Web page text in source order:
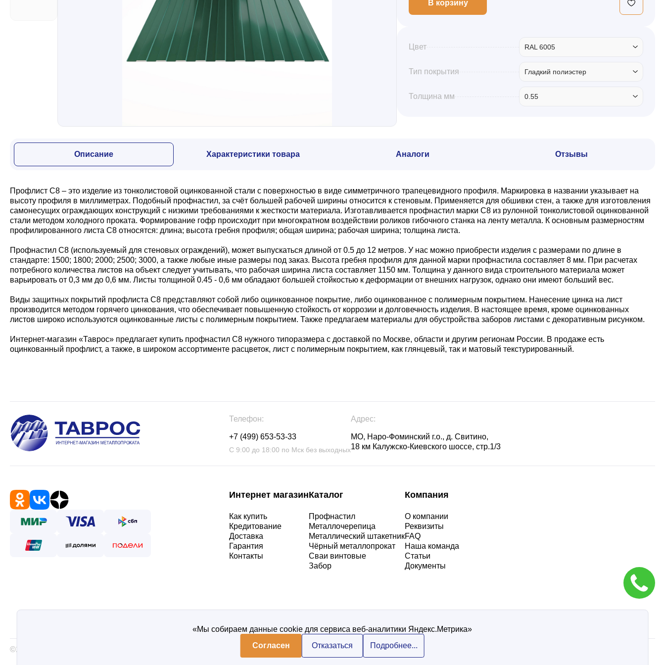
Профили для гипсокартона
Дача и сад
Другие товары
В корзину
Цвет RAL 6005
Тип покрытия Гладкий полиэстер
Толщина мм 0.55
Описание Характеристики товара Аналоги Отзывы
Профлист С8 – это изделие из тонколистовой оцинкованной стали с поверхностью в виде симметричного трапецевидного профиля. Маркировка в названии указывает на
высоту профиля в миллиметрах. Подобный профнастил, за счёт большей рабочей ширины относится к стеновым. Применяется для обшивки стен, а также для изготовления
самонесущих ограждающих конструкций с низкими требованиями к жесткости материала. Изготавливается профнастил марки С8 из рулонной тонколистовой оцинкованной
стали методом холодного проката. Формирование гофр происходит при многократном воздействии роликов гибочного станка на ленту металла. К основным размерностям
профилированного листа С8 относятся: длина; высота гребня профиля; общая ширина; рабочая ширина; толщина листа.
Профнастил С8 (используемый для стеновых ограждений), может выпускаться длиной от 0.5 до 12 метров. У нас можно приобрести изделия с размерами по длине в
стандарте: 1500; 1800; 2000; 2500; 3000, а также любые иные размеры под заказ. Высота гребня профиля для данной марки профнастила составляет 8 мм. При расчетах
потребного количества листов на объект следует учитывать, что рабочая ширина листа составляет 1150 мм. Толщина у данного вида строительного материала может
варьировать от 0,3 мм до 0,6 мм. Листы толщиной 0.45 - 0,6 мм обладают большей стойкостью к деформации от внешних нагрузок, однако они имеют больший вес.
Виды защитных покрытий профлиста С8 представляют собой либо оцинкованное покрытие, либо оцинкованное с полимерным покрытием. Нанесение цинка на лист
производится методом горячего цинкования, что обеспечивает повышенную стойкость от коррозии и долговечность изделия. В настоящее время, кроме оцинкованных
листов широко используются оцинкованные листы с полимерным покрытием. Также предлагаем материалы для обустройства заборов листами с декоративным рисунком.
Интернет-магазин «Таврос» предлагает купить профнастил С8 нужного типоразмера с доставкой по Москве, области и другим регионам России. В продаже есть
оцинкованный профлист, а также, в широком ассортименте расцветок, лист с полимерным покрытием, как глянцевый, так и матовый текстурированный.
Телефон:
+7 (499) 653-53-33
С 9:00 до 18:00 по Мск без выходных
Адрес:
МО, Наро-Фоминский г.о., д. Свитино,
18 км Калужско-Киевского шоссе, стр.1/3
Интернет магазин
Как купить
Кредитование
Доставка
Гарантия
Контакты
Каталог
Профнастил
Металлочерепица
Металлический штакетник
Чёрный металлопрокат
Сваи винтовые
Забор
Компания
О компании
Реквизиты
FAQ
Наша команда
Статьи
Документы
©2026 — Таврос интернет магазин металлопроката Политика конфиденциальности
«Мы собираем данные cookie для сервиса веб-аналитики Яндекс.Метрика»
Согласен
Отказаться Подробнее...